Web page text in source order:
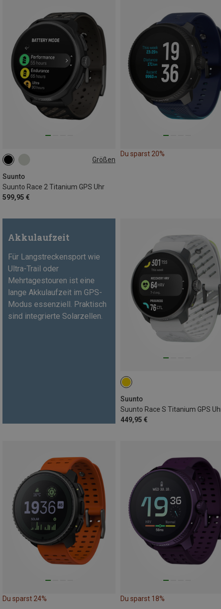
Größen
Suunto
Suunto Race 2 Titanium GPS Uhr
599,95 €
49MM
Du sparst 20%
Akkulaufzeit
Für Langstreckensport wie
Ultra-Trail oder
Mehrtagestouren ist eine
lange Akkulaufzeit im GPS-
Modus essenziell. Praktisch
sind integrierte Solarzellen.
Suunto
Suunto Race S Titanium GPS
449,95 €
Du sparst 24% Du sparst 18%